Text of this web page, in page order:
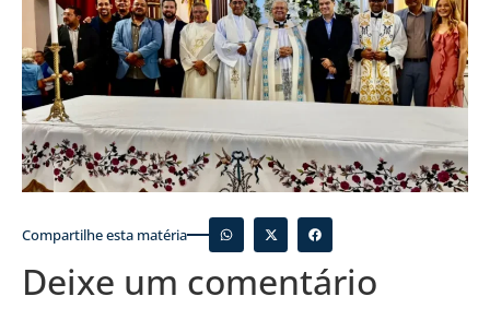
Compartilhe esta matéria
Deixe um comentário